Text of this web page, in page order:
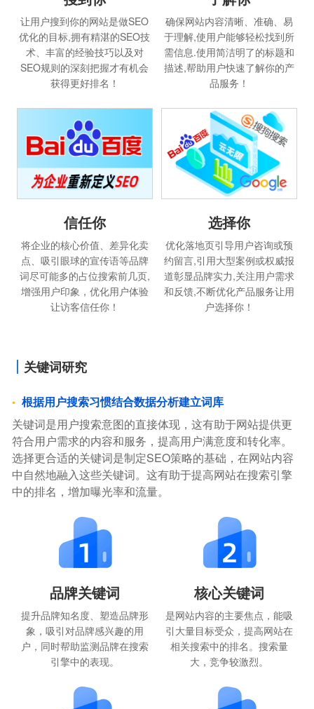
让用户搜到你的网站是做SEO
优化的目标,拥有精湛的SEO技
术、丰富的经验技巧以及对
SEO规则的深刻把握才有机会
获得更好排名！
确保网站内容清晰、准确、易
于理解,使用户能够轻松找到所
需信息.使用简洁明了的标题和
描述,帮助用户快速了解你的产
品服务！
信任你
将企业的核心价值、差异化卖
点、吸引眼球的宣传语等品牌
词尽可能多的占位搜索前几页,
增强用户印象，优化用户体验
让访客信任你！
选择你
优化落地页引导用户咨询或预
约留言,引用大型案例或权威报
道彰显品牌实力,关注用户需求
和反馈,不断优化产品服务让用
户选择你！
关键词研究
根据用户搜索习惯结合数据分析建立词库
关键词是用户搜索意图的直接体现，这有助于网站提供更
符合用户需求的内容和服务，提高用户满意度和转化率。
选择更合适的关键词是制定SEO策略的基础，在网站内容
中自然地融入这些关键词。这有助于提高网站在搜索引擎
中的排名，增加曝光率和流量。
品牌关键词
提升品牌知名度、塑造品牌形
象，吸引对品牌感兴趣的用
户，同时帮助监测品牌在搜索
引擎中的表现。
核心关键词
是网站内容的主要焦点，能吸
引大量目标受众，提高网站在
相关搜索中的排名。搜索量
大，竞争较激烈。